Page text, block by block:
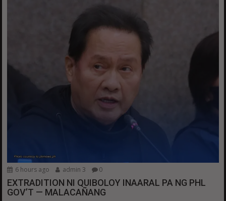
6 hours ago admin 3 0
EXTRADITION NI QUIBOLOY INAARAL PA NG PHL
GOV’T — MALACAÑANG